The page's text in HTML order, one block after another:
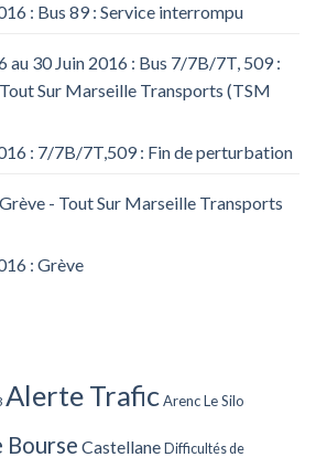
: Bus 89 : Service interrompu
au 30 Juin 2016 : Bus 7/7B/7T, 509 :
Sur Marseille Transports (TSM
: 7/7B/7T,509 : Fin de perturbation
- Tout Sur Marseille Transports
: Grève
Alerte TraficArenc Le Silo
Bourse Castellane Difficultés de